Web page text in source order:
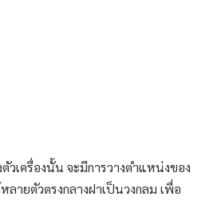
เครื่องนั้น จะมีการวางตำแหน่งของ
ลายตัวตรงกลางฝาเป็นวงกลม เพื่อ